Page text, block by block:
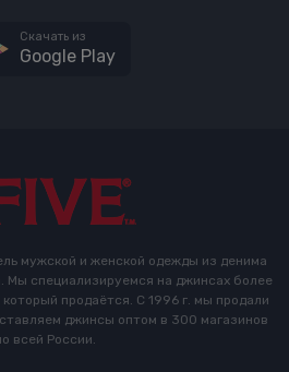
Скачать из
Google Play
мужской и женской одежды из денима
Мы специализируемся на джинсах более
продаётся. С 1996 г. мы продали
джинсы оптом в 300 магазинов
всей России.